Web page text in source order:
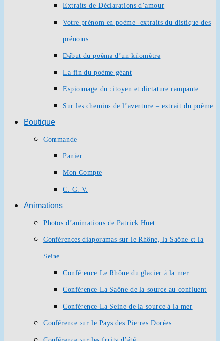
Extraits de Déclarations d’amour
Votre prénom en poème -extraits du distique des
prénoms
Début du poème d’un kilomètre
La fin du poème géant
Espionnage du citoyen et dictature rampante
Sur les chemins de l’aventure – extrait du poème
Boutique
Commande
Panier
Mon Compte
C. G. V.
Animations
Photos d’animations de Patrick Huet
Conférences diaporamas sur le Rhône, la Saône et la
Seine
Conférence Le Rhône du glacier à la mer
Conférence La Saône de la source au confluent
Conférence La Seine de la source à la mer
Conférence sur le Pays des Pierres Dorées